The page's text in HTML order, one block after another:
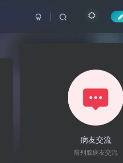
病友交流
前列腺病友交流